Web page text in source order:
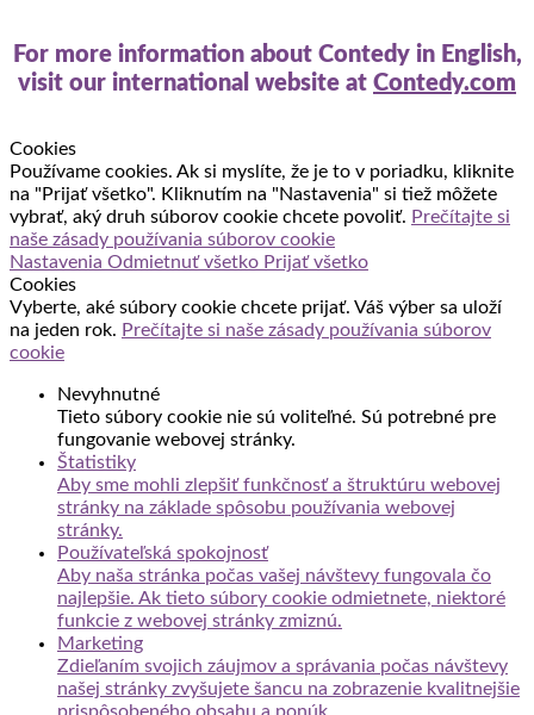
For more information about Contedy in English,
visit our international website at Contedy.com
Cookies
Používame cookies. Ak si myslíte, že je to v poriadku, kliknite
na "Prijať všetko". Kliknutím na "Nastavenia" si tiež môžete
vybrať, aký druh súborov cookie chcete povoliť. Prečítajte si
naše zásady používania súborov cookie
Nastavenia Odmietnuť všetko Prijať všetko
Cookies
Vyberte, aké súbory cookie chcete prijať. Váš výber sa uloží
na jeden rok. Prečítajte si naše zásady používania súborov
cookie
Nevyhnutné
Tieto súbory cookie nie sú voliteľné. Sú potrebné pre
fungovanie webovej stránky.
Štatistiky
Aby sme mohli zlepšiť funkčnosť a štruktúru webovej
stránky na základe spôsobu používania webovej
stránky.
Používateľská spokojnosť
Aby naša stránka počas vašej návštevy fungovala čo
najlepšie. Ak tieto súbory cookie odmietnete, niektoré
funkcie z webovej stránky zmiznú.
Marketing
Zdieľaním svojich záujmov a správania počas návštevy
našej stránky zvyšujete šancu na zobrazenie kvalitnejšie